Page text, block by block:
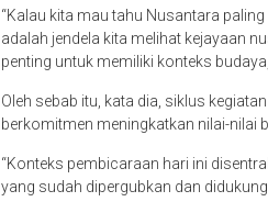
“Kalau kita mau tahu Nusantara
adalah jendela kita melihat kejayaan
penting untuk memiliki konteks
Oleh sebab itu, kata dia, siklus
berkomitmen meningkatkan nilai-nilai
“Konteks pembicaraan hari ini
yang sudah dipergubkan dan